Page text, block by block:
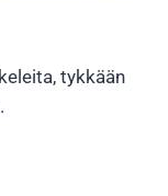
tykkään